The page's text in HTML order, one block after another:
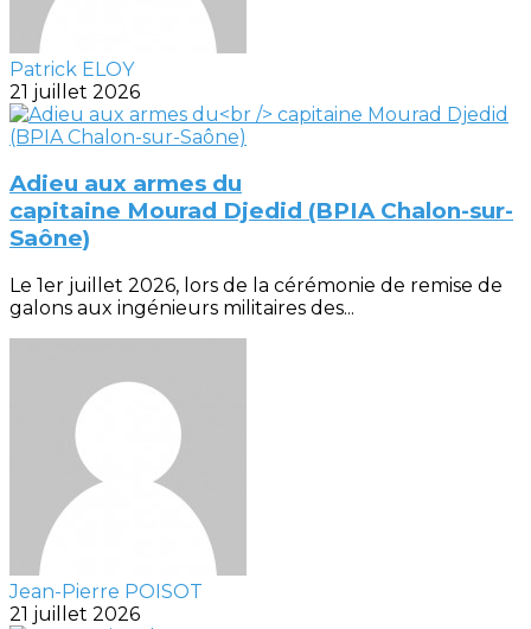
Patrick ELOY
21 juillet 2026
Adieu aux armes du
capitaine Mourad Djedid (BPIA Chalon-sur-
Saône)
Le 1er juillet 2026, lors de la cérémonie de remise de
galons aux ingénieurs militaires des...
Jean-Pierre POISOT
21 juillet 2026